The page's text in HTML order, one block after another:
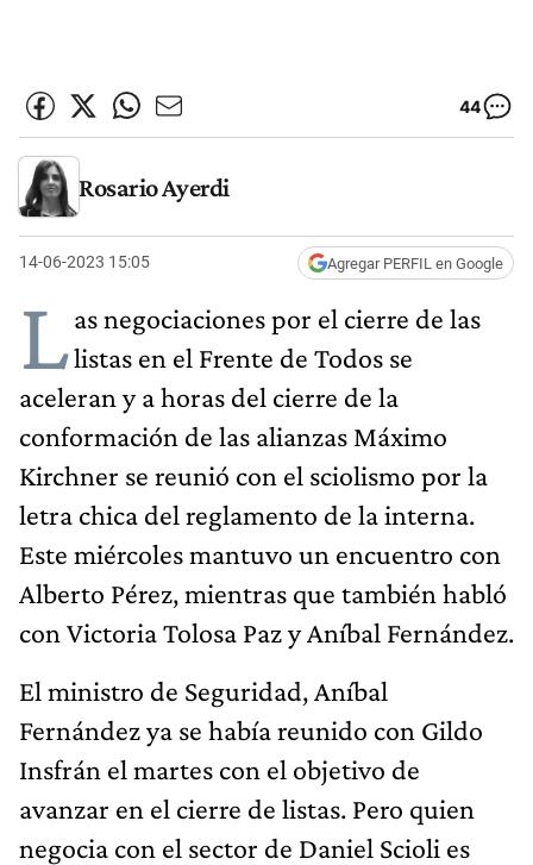
44
Rosario Ayerdi
14-06-2023 15:05 Agregar PERFIL en Google
Las negociaciones por el cierre de las
listas en el Frente de Todos se
aceleran y a horas del cierre de la
conformación de las alianzas Máximo
Kirchner se reunió con el sciolismo por la
letra chica del reglamento de la interna.
Este miércoles mantuvo un encuentro con
Alberto Pérez, mientras que también habló
con Victoria Tolosa Paz y Aníbal Fernández.
El ministro de Seguridad, Aníbal
Fernández ya se había reunido con Gildo
Insfrán el martes con el objetivo de
avanzar en el cierre de listas. Pero quien
negocia con el sector de Daniel Scioli es